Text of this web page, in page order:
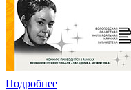
Подробнее